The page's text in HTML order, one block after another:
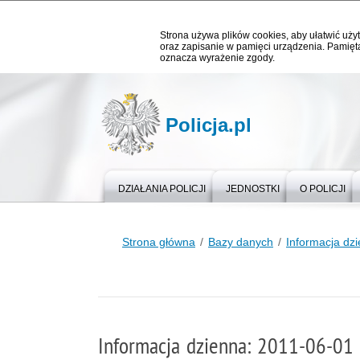
Strona używa plików cookies, aby ułatwić
oraz zapisanie w pamięci urządzenia.
oznacza wyrażenie zgody.
Policja.pl
DZIAŁANIA POLICJI JEDNOSTKI O POLICJI
Strona główna Bazy danych Informacja
Informacja dzienna: 2011-06-01